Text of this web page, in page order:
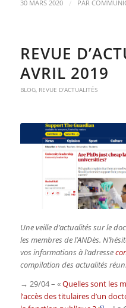
30 MARS 2020 / PAR
REVUE
AVRIL 2019
BLOG, REVUE D'ACTUALITÉS
Une veille d’actualités sur le
les membres de l’ANDès.
vos informations à l’adresse
compilation des actualités
→ 29/04 – «Quelles sont les
l’accès des titulaires d’un